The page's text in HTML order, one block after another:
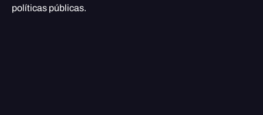
políticas públicas.